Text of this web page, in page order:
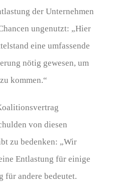
der Unternehmen
ungenutzt: „Hier
eine umfassende
nötig gewesen, um
kommen.“
von diesen
zu bedenken: „Wir
Entlastung für einige
für andere bedeutet.